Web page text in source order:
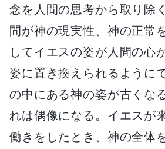
念を人間の思考から取り除
間が神の現実性、神の正常
してイエスの姿が人間の心
姿に置き換えられるように
の中にある神の姿が古くな
れは偶像になる。イエスが
働きをしたとき、神の全体